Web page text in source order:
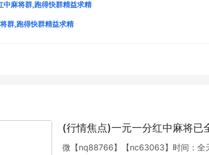
的一些技巧和心得体会，相信能对广大麻友有所帮助。
获得更多的胜利。毕竟，真正的麻将高手，不仅是技巧
中麻将群,跑得快群精益求精
群,跑得快群精益求精
(行情焦点)一元一分红中麻将已
微【nq88766】【nc63063】时间：全